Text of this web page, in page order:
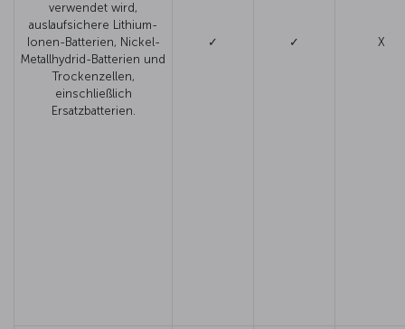
verwendet wird,
auslaufsichere Lithium-
Ionen-Batterien, Nickel-
Metallhydrid-Batterien und
Trockenzellen,
einschließlich
Ersatzbatterien.
✓ ✓ X